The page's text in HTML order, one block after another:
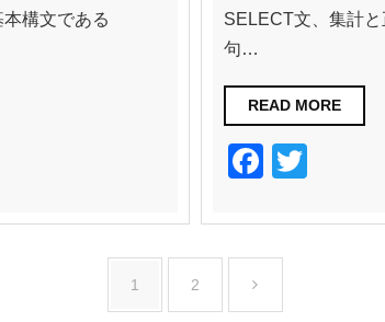
構文である
SELECT文、集計
句…
READ MORE
F
c
e
b
tt
1 2